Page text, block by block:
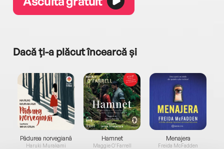
Dacă ți-a plăcut încearcă și
Pădurea norvegiană
Haruki Murakami
Hamnet
Maggie O'Farrell
Menajera
Freida McFadden